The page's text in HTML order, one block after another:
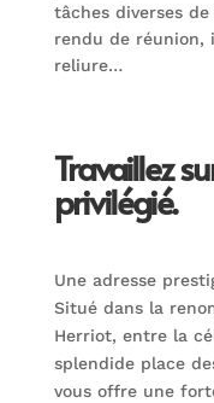
tâches diverses
rendu de réunion,
reliure…
Travaillez
privilégié.
Une adresse
Situé dans la
Herriot, entre la
splendide place
vous offre une